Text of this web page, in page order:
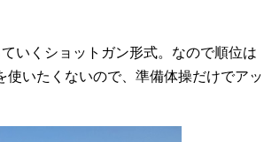
いくショットガン形式。なので順位は
いたくないので、準備体操だけでアッ